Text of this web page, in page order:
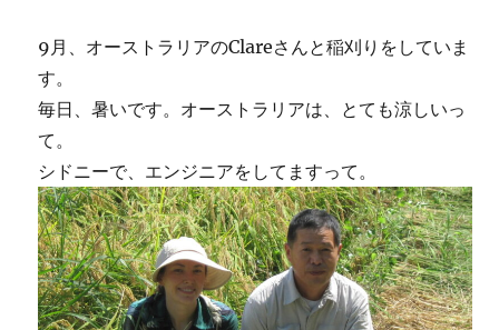
9月、オーストラリアのClareさんと稲刈りをしていま
す。
毎日、暑いです。オーストラリアは、とても涼しいっ
て。
シドニーで、エンジニアをしてますって。